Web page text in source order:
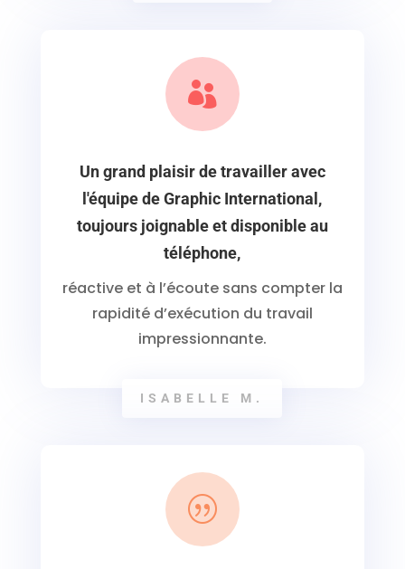

Un grand plaisir de travailler avec
l'équipe de Graphic International,
toujours joignable et disponible au
téléphone,
réactive et à l’écoute sans compter la
rapidité d’exécution du travail
impressionnante.
ISABELLE M.
|